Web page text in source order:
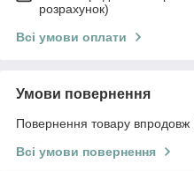
розрахунок)
Всі умови оплати
Умови повернення
Повернення товару впродовж
Всі умови повернення